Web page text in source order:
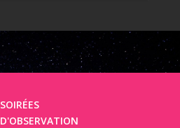
SOIRÉES
D'OBSERVATION